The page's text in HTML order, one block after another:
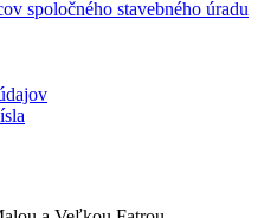
spoločného stavebného úradu